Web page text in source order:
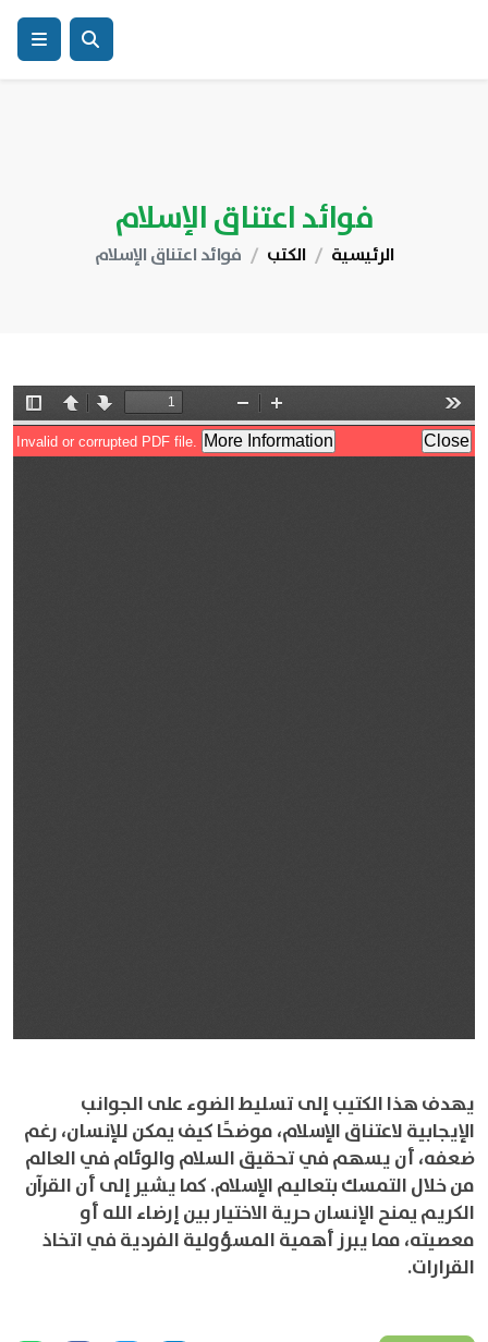
فوائد اعتناق الإسلام
الرئيسية الكتب فوائد اعتناق الإسلام
يهدف هذا الكتيب إلى تسليط الضوء على الجوانب
الإيجابية لاعتناق الإسلام، موضحًا كيف يمكن للإنسان، رغم
ضعفه، أن يسهم في تحقيق السلام والوئام في العالم
من خلال التمسك بتعاليم الإسلام. كما يشير إلى أن القرآن
الكريم يمنح الإنسان حرية الاختيار بين إرضاء الله أو
معصيته، مما يبرز أهمية المسؤولية الفردية في اتخاذ
القرارات.